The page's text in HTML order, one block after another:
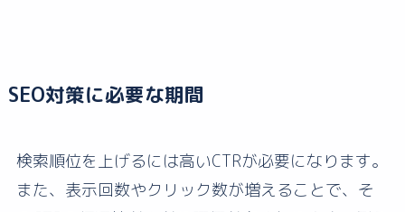
SEO対策に必要な期間
検索順位を上げるには高いCTRが必要になります。
また、表示回数やクリック数が増えることで、そ